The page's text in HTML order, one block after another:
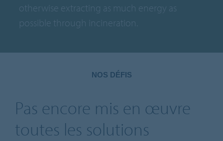
otherwise extracting as much energy as
possible through incineration.
NOS DÉFIS
Pas encore mis en œuvre
toutes les solutions